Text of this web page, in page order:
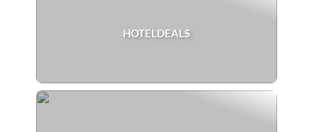
HOTELDEALS